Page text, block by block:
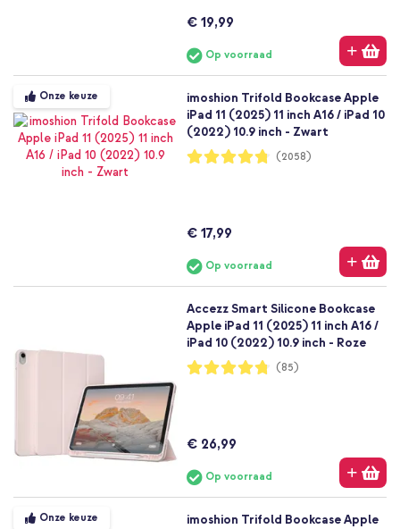
€ 19,99
Op voorraad
Onze keuze
imoshion Trifold Bookcase Apple
iPad 11 (2025) 11 inch A16 / iPad 10
(2022) 10.9 inch - Zwart
Waardering:
95%
(2058)
€ 17,99
Op voorraad
Accezz Smart Silicone Bookcase
Apple iPad 11 (2025) 11 inch A16 /
iPad 10 (2022) 10.9 inch - Roze
Waardering:
95%
(85)
€ 26,99
Op voorraad
Onze keuze
imoshion Trifold Bookcase Apple